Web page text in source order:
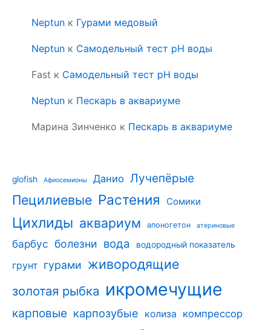
Neptun к Гурами медовый
Neptun к Самодельный тест pH воды
Fast к Самодельный тест pH воды
Neptun к Пескарь в аквариуме
Марина Зинченко к Пескарь в аквариуме
glofish Афиосемионы Данио Лучепёрые
Пецилиевые Растения Сомики
Цихлиды аквариум апоногетон атериновые
барбус болезни вода водородный показатель
грунт гурами живородящие
золотая рыбка икромечущие
карповые карпозубые колиза компрессор